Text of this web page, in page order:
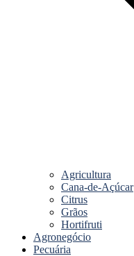
Agricultura
Cana-de-Açúcar
Citrus
Grãos
Hortifruti
Agronegócio
Pecuária